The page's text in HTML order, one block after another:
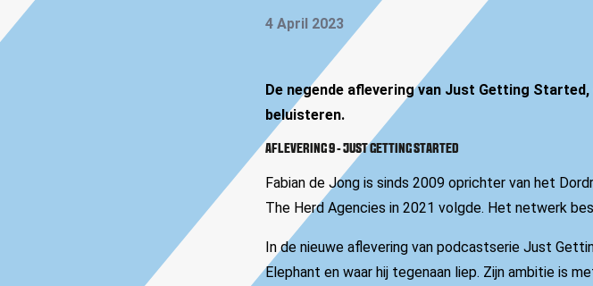
4 April 2023
De negende aflevering van Just Getting
beluisteren.
AFLEVERING 9 - JUST GETTING STARTED
Fabian de Jong is sinds 2009 oprichter van het
The Herd Agencies in 2021 volgde. Het netwerk
In de nieuwe aflevering van podcastserie Just
Elephant en waar hij tegenaan liep. Zijn ambitie is